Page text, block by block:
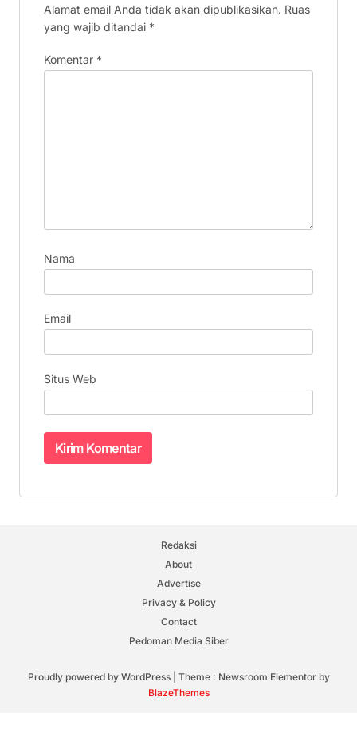
Alamat email Anda tidak akan dipublikasikan. Ruas
yang wajib ditandai *
Komentar *
Nama
Email
Situs Web
Redaksi
About
Advertise
Privacy & Policy
Contact
Pedoman Media Siber
Proudly powered by WordPress
Theme : Newsroom Elementor by
BlazeThemes